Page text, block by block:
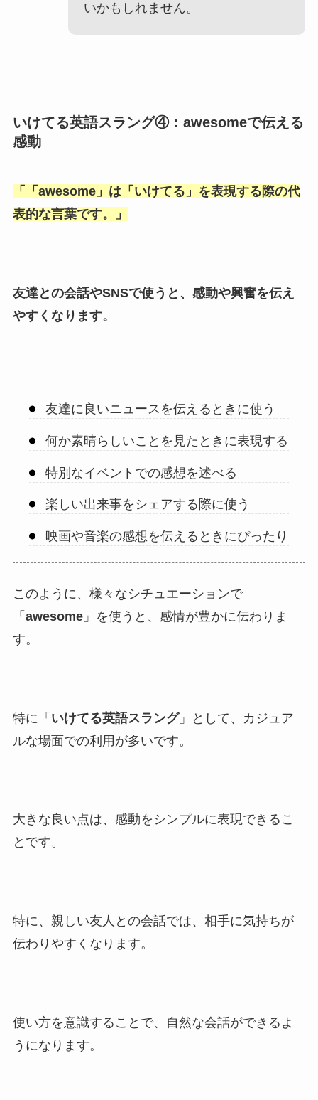
いかもしれません。
いけてる英語スラング④：awesomeで伝える
感動
「 「awesome」は「 いけてる 」を表現する際の代
表的な言葉です。」
友達との会話やSNSで使うと、感動や興奮を伝え
やすくなります。
友達に良いニュースを伝えるときに使う
何か素晴らしいことを見たときに表現する
特別なイベントでの感想を述べる
楽しい出来事をシェアする際に使う
映画や音楽の感想を伝えるときにぴったり
このように、様々なシチュエーションで
「 awesome」を使うと、感情が豊かに伝わりま
す。
特に「 いけてる英語スラング」として、カジュア
ルな場面での利用が多いです。
大きな良い点は、感動をシンプルに表現できるこ
とです。
特に、親しい友人との会話では、相手に気持ちが
伝わりやすくなります。
使い方を意識することで、自然な会話ができるよ
うになります。